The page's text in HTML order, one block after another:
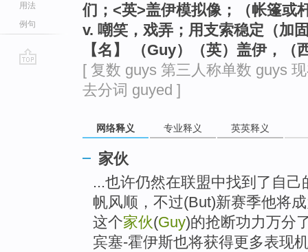
用法
例句
们；<英>盖伊模拟像；（帐篷或
v. 嘲笑，戏弄；用支索稳定（加
【名】 （Guy）（英）盖伊，
[ 复数 guys 第三人称单数 guys
去分词 guyed ]
网络释义 专业释义 英英释义
家伙
...也许仍然在联盟中找到了自
帆风顺，不过(But)新赛季他将
这个家伙(Guy)的抢断功力万分
宾塞-霍伊斯也将获得更多表现